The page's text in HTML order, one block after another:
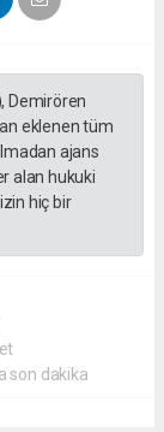
Demirören
eklenen tüm
ajans
alan hukuki
hiç bir
son dakika